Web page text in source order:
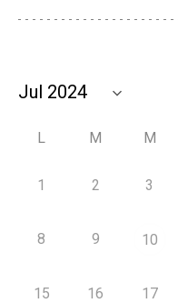
L M M
1 2 3
8 9 10
15 16 17